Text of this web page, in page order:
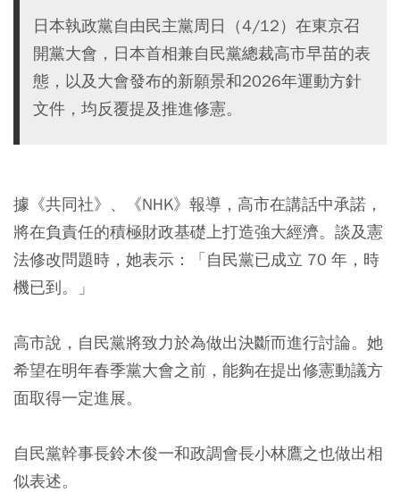
日本執政黨自由民主黨周日（4/12）在東京召
開黨大會，日本首相兼自民黨總裁高市早苗的表
態，以及大會發布的新願景和2026年運動方針
文件，均反覆提及推進修憲。
據《共同社》、《NHK》報導，高市在講話中承諾，
將在負責任的積極財政基礎上打造強大經濟。談及憲
法修改問題時，她表示：「自民黨已成立 70 年，時
機已到。」
高市說，自民黨將致力於為做出決斷而進行討論。她
希望在明年春季黨大會之前，能夠在提出修憲動議方
面取得一定進展。
自民黨幹事長鈴木俊一和政調會長小林鷹之也做出相
似表述。